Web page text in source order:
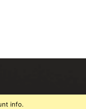
info.